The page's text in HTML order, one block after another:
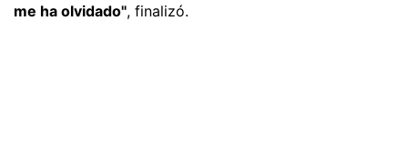
me ha olvidado", finalizó.